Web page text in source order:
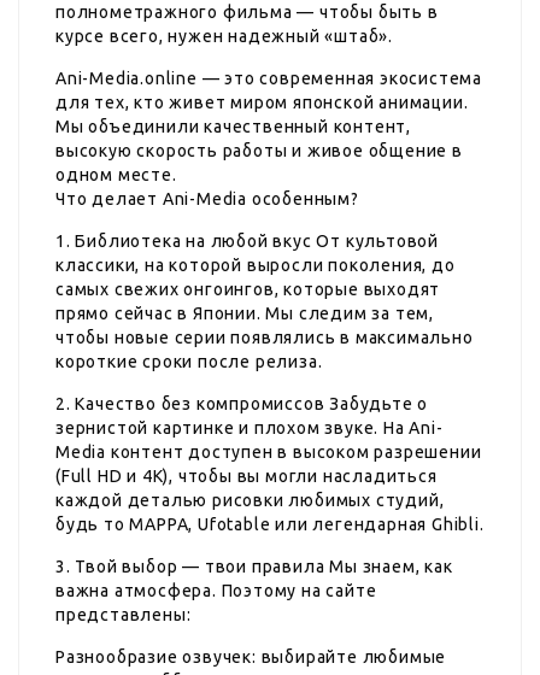
полнометражного фильма — чтобы быть в
курсе всего, нужен надежный «штаб».
Ani-Media.online — это современная экосистема
для тех, кто живет миром японской анимации.
Мы объединили качественный контент,
высокую скорость работы и живое общение в
одном месте.
Что делает Ani-Media особенным?
1. Библиотека на любой вкус От культовой
классики, на которой выросли поколения, до
самых свежих онгоингов, которые выходят
прямо сейчас в Японии. Мы следим за тем,
чтобы новые серии появлялись в максимально
короткие сроки после релиза.
2. Качество без компромиссов Забудьте о
зернистой картинке и плохом звуке. На Ani-
Media контент доступен в высоком разрешении
(Full HD и 4K), чтобы вы могли насладиться
каждой деталью рисовки любимых студий,
будь то MAPPA, Ufotable или легендарная Ghibli.
3. Твой выбор — твои правила Мы знаем, как
важна атмосфера. Поэтому на сайте
представлены:
Разнообразие озвучек: выбирайте любимые